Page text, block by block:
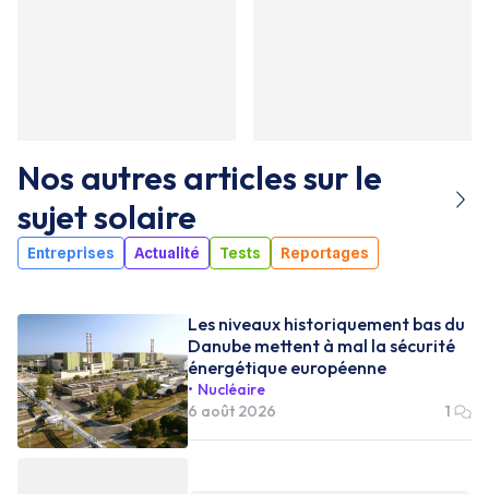
Nos autres articles sur le
sujetsolaire
Entreprises Actualité Tests Reportages
Les niveaux historiquement bas du
Danube mettent à mal la sécurité
énergétique européenne
Nucléaire
6 août 2026
1